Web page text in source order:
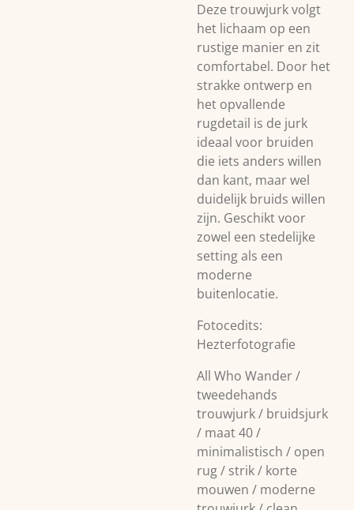
Deze trouwjurk volgt
het lichaam op een
rustige manier en zit
comfortabel. Door het
strakke ontwerp en
het opvallende
rugdetail is de jurk
ideaal voor bruiden
die iets anders willen
dan kant, maar wel
duidelijk bruids willen
zijn. Geschikt voor
zowel een stedelijke
setting als een
moderne
buitenlocatie.
Fotocedits:
Hezterfotografie
All Who Wander /
tweedehands
trouwjurk / bruidsjurk
/ maat 40 /
minimalistisch / open
rug / strik / korte
mouwen / moderne